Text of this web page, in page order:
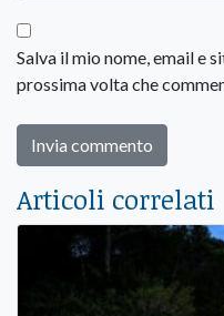
Salva il mio nome, email e
prossima volta che
Articoli correlati